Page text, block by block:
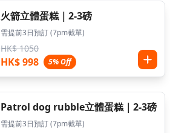
火箭立體蛋糕｜2-3磅
需提前3日預訂 (7pm截單)
HK$ 1050
HK$ 998 5% Off
Patrol dog rubble立體蛋糕｜2-3磅
需提前3日預訂 (7pm截單)